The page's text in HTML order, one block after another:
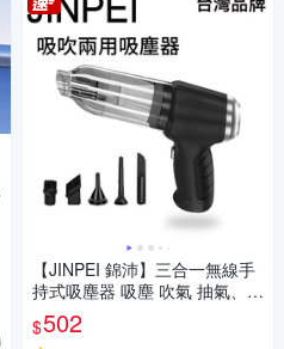
【JINPEI 錦沛】三合一無線手
持式吸塵器 吸塵 吹氣 抽氣、車
家兩用 內附濾網(JV-04B)
$502